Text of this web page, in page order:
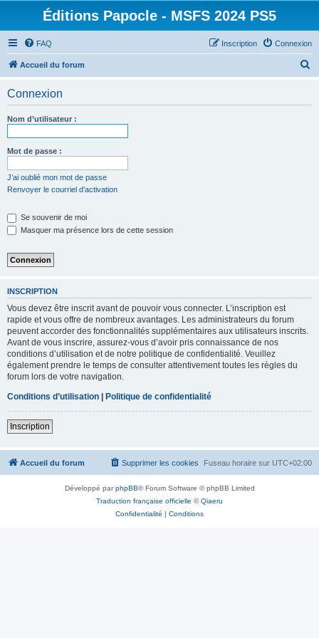
Éditions Papocle - MSFS 2024 PS5
FAQ Connexion
Inscription
Accueil du forum
Connexion
Nom d’utilisateur :
Mot de passe :
J’ai oublié mon mot de passe
Renvoyer le courriel d’activation
Se souvenir de moi
Masquer ma présence lors de cette session
INSCRIPTION
Vous devez être inscrit avant de pouvoir vous connecter. L’inscription est
rapide et vous offre de nombreux avantages. Les administrateurs du forum
peuvent accorder des fonctionnalités supplémentaires aux utilisateurs inscrits.
Avant de vous inscrire, assurez-vous d’avoir pris connaissance de nos
conditions d’utilisation et de notre politique de confidentialité. Veuillez
également prendre le temps de consulter attentivement toutes les règles du
forum lors de votre navigation.
Conditions d’utilisation | Politique de confidentialité
Inscription
Accueil du forum Fuseau horaire sur UTC+02:00
Supprimer les cookies
Développé parphpBB® Forum Software © phpBB Limited
Traduction française officielle ©Qiaeru
Confidentialité | Conditions